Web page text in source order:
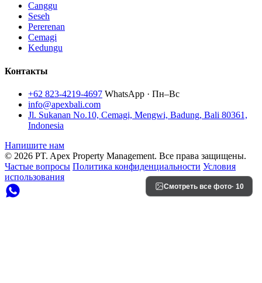
Смотреть все фото· 10
Canggu
Seseh
Pererenan
Cemagi
Kedungu
Контакты
+62 823-4219-4697 WhatsApp · Пн–Вс
info@apexbali.com
Jl. Sukanan No.10, Cemagi, Mengwi, Badung, Bali 80361,
Indonesia
Напишите нам
© 2026 PT. Apex Property Management. Все права защищены.
Частые вопросы Политика конфиденциальности Условия
использования